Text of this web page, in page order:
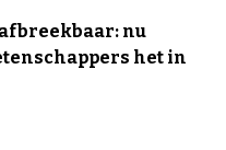
nu
het in